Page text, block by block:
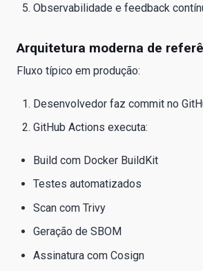
Observabilidade e feedback
Arquitetura moderna de
Fluxo típico em produção:
Desenvolvedor faz commit no
GitHub Actions executa:
Build com Docker BuildKit
Testes automatizados
Scan com Trivy
Geração de SBOM
Assinatura com Cosign